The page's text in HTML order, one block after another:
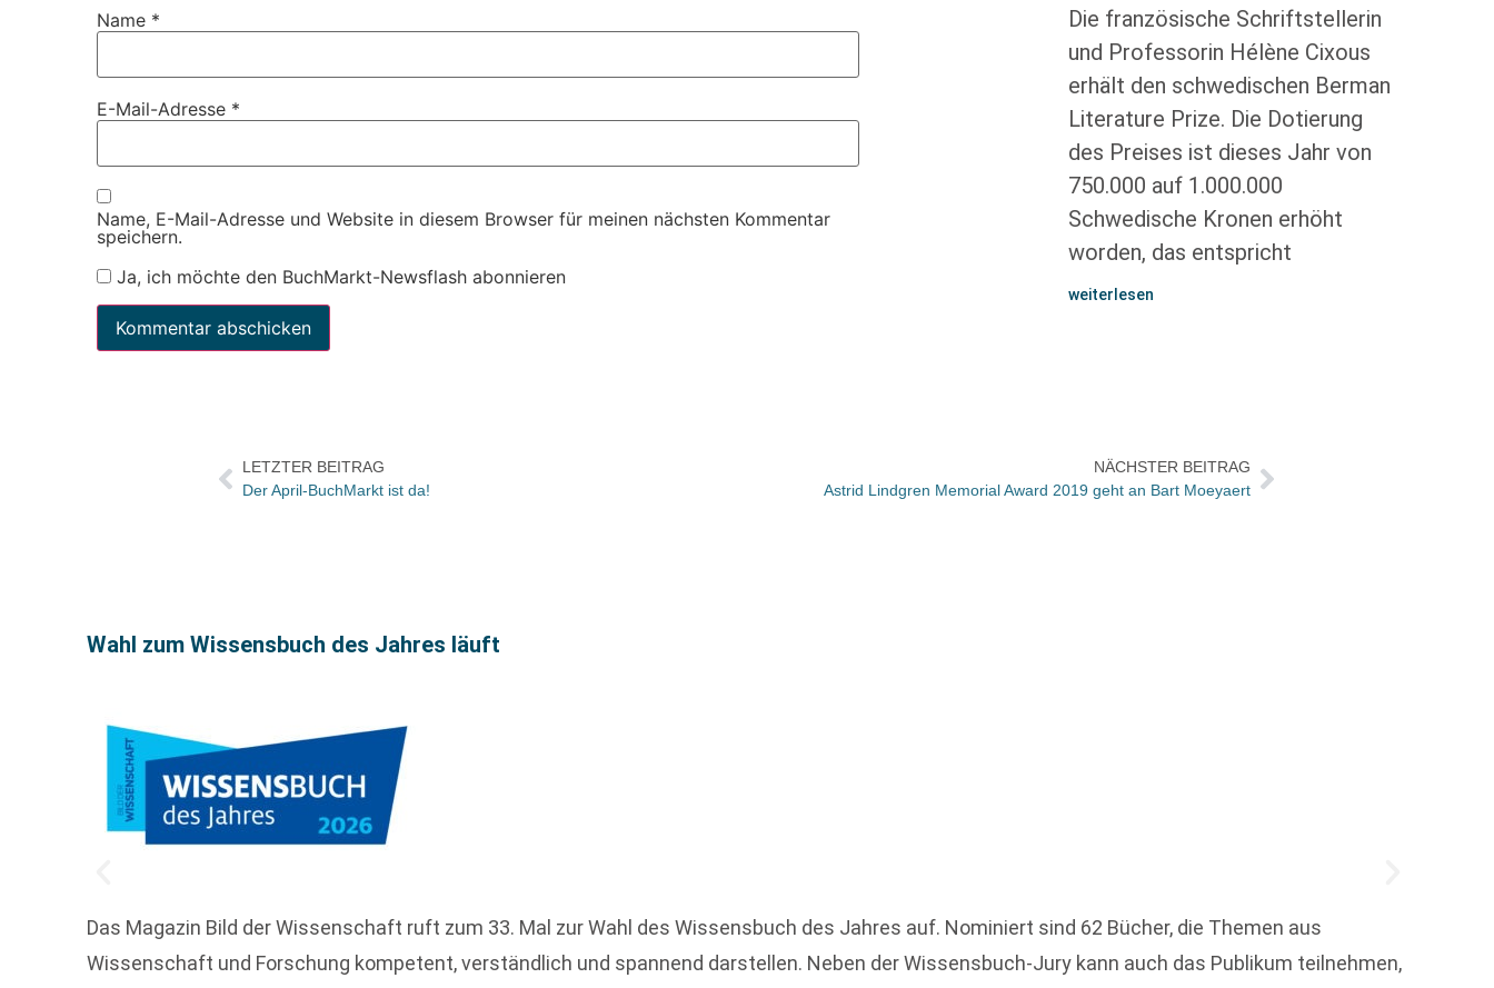
Name *
E-Mail-Adresse *
Name, E-Mail-Adresse und Website in diesem Browser für meinen nächsten Kommentar
speichern.
Ja, ich möchte den BuchMarkt-Newsflash abonnieren
Die französische Schriftstellerin
und Professorin Hélène Cixous
erhält den schwedischen Berman
Literature Prize. Die Dotierung
des Preises ist dieses Jahr von
750.000 auf 1.000.000
Schwedische Kronen erhöht
worden, das entspricht
weiterlesen
LETZTER BEITRAG
Der April-BuchMarkt ist da!
NÄCHSTER BEITRAG
Astrid Lindgren Memorial Award 2019 geht an Bart Moeyaert
Wahl zum Wissensbuch des Jahres läuft
Das Magazin Bild der Wissenschaft ruft zum 33. Mal zur Wahl des Wissensbuch des Jahres auf. Nominiert sind 62 Bücher, die Themen aus
Wissenschaft und Forschung kompetent, verständlich und spannend darstellen. Neben der Wissensbuch-Jury kann auch das Publikum teilnehmen,